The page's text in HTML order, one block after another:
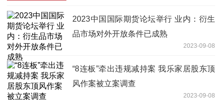
2023中国国际期货论坛举行 业内：衍生
品市场对外开放条件已成熟
2023-09-08
“8连板”牵出违规减持案 我乐家居股东顶
风作案被立案调查
2023-09-08